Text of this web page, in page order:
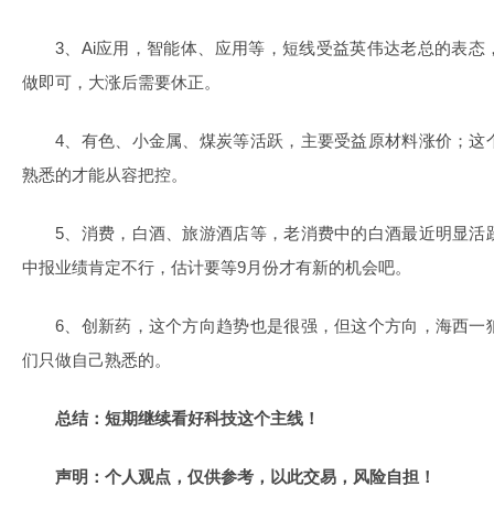
3、Ai应用，智能体、应用等，短线受益英伟达老总的表
做即可，大涨后需要休正。
4、有色、小金属、煤炭等活跃，主要受益原材料涨价；
熟悉的才能从容把控。
5、消费，白酒、旅游酒店等，老消费中的白酒最近明显
中报业绩肯定不行，估计要等9月份才有新的机会吧。
6、创新药，这个方向趋势也是很强，但这个方向，海西
们只做自己熟悉的。
总结：短期继续看好科技这个主线！
声明：个人观点，仅供参考，以此交易，风险自担！